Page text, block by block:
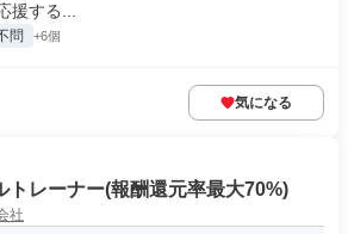
する...
問 +6個
気になる
トレーナー(報酬還元率最大70%)
社